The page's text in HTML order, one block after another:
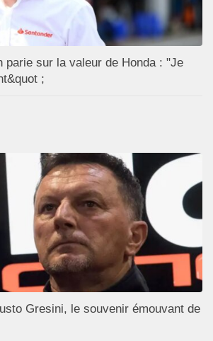
parie sur la valeur de Honda : "Je
;
Gresini, le souvenir émouvant de